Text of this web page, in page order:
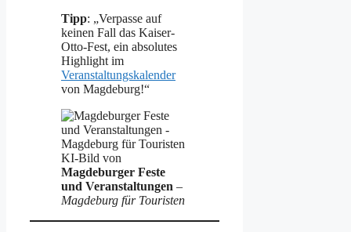
Tipp: „Verpasse auf
keinen Fall das Kaiser-
Otto-Fest, ein absolutes
Highlight im
Veranstaltungskalender
von Magdeburg!“
KI-Bild von
Magdeburger Feste
und Veranstaltungen –
Magdeburg für Touristen